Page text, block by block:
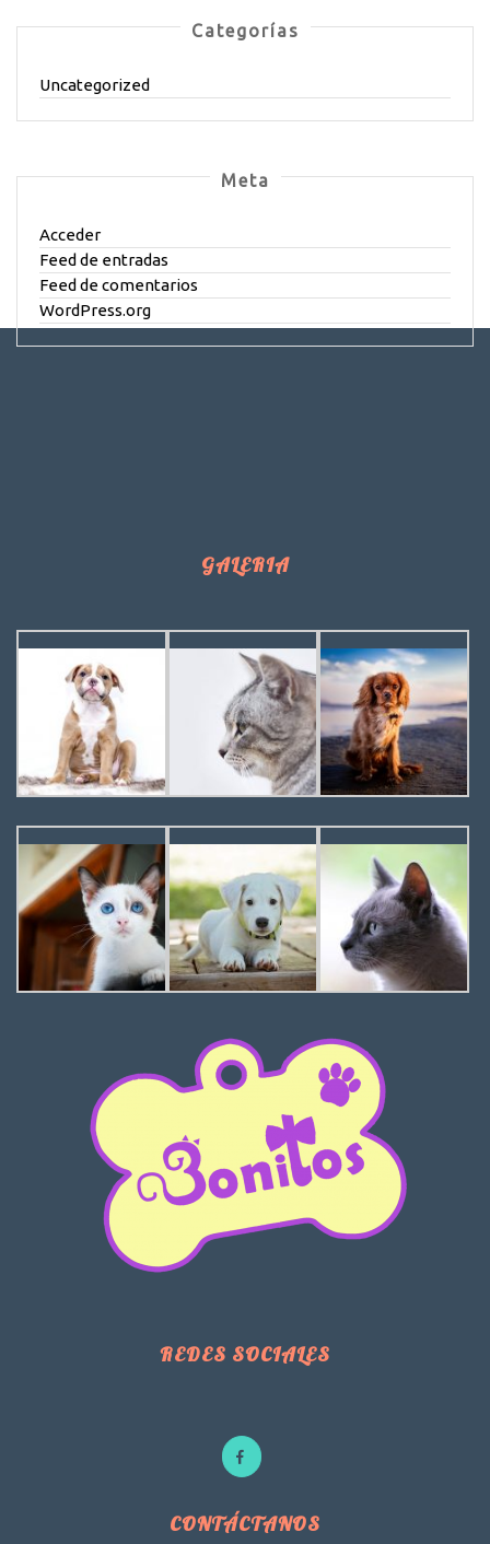
Categorías
Uncategorized
Meta
Acceder
Feed de entradas
Feed de comentarios
WordPress.org
GALERIA
REDES SOCIALES
CONTÁCTANOS